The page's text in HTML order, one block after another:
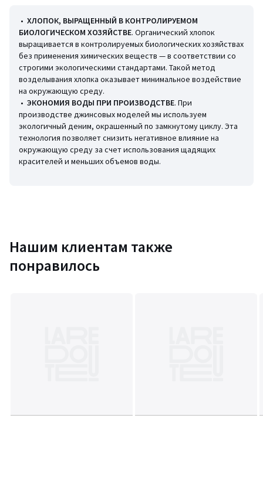
Состав и уход
• 100% хлопок
• Машинная стирка при 30 °С на деликатном режиме
• Гладить при умеренной температуре, отбеливание запрещено
• Машинная сушка запрещена
• Химчистка запрещена
Информация об экологических качествах и характеристиках
товара
• Происхождение производства (ткачество, окрашивание):
• ХЛОПОК, ВЫРАЩЕННЫЙ В КОНТРОЛИРУЕМОМ
БИОЛОГИЧЕСКОМ ХОЗЯЙСТВЕ. Органический хлопок
выращивается в контролируемых биологических хозяйствах
без применения химических веществ — в соответствии со
строгими экологическими стандартами. Такой метод
возделывания хлопка оказывает минимальное воздействие
на окружающую среду.
• ЭКОНОМИЯ ВОДЫ ПРИ ПРОИЗВОДСТВЕ. При
производстве джинсовых моделей мы используем
экологичный деним, окрашенный по замкнутому циклу. Эта
технология позволяет снизить негативное влияние на
окружающую среду за счет использования щадящих
красителей и меньших объемов воды.
Нашим клиентам также
понравилось